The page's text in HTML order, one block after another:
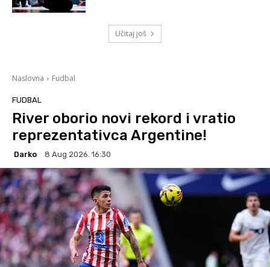
Učitaj još